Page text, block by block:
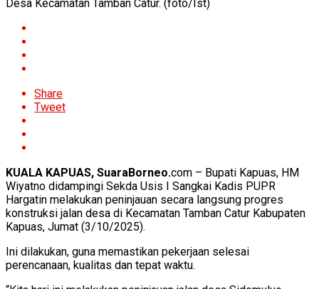
Desa Kecamatan Tamban Catur. (foto/Ist)
Share
Tweet
KUALA KAPUAS, SuaraBorneo.com – Bupati Kapuas, HM
Wiyatno didampingi Sekda Usis I Sangkai Kadis PUPR
Hargatin melakukan peninjauan secara langsung progres
konstruksi jalan desa di Kecamatan Tamban Catur Kabupaten
Kapuas, Jumat (3/10/2025).
Ini dilakukan, guna memastikan pekerjaan selesai
perencanaan, kualitas dan tepat waktu.